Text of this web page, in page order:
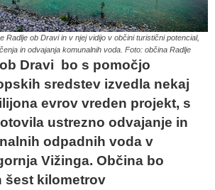
Radlje ob Dravi in v njej vidijo v občini turistični potencial,
in odvajanja komunalnih voda. Foto: občina Radlje
Dravi bo s pomočjo
sredstev izvedla nekaj
evrov vreden projekt, s
ustrezno odvajanje in
odpadnih voda v
Vižinga. Občina bo
šest kilometrov